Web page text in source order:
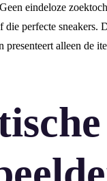
eindeloze
die perfecte sneakers.
presenteert alleen de